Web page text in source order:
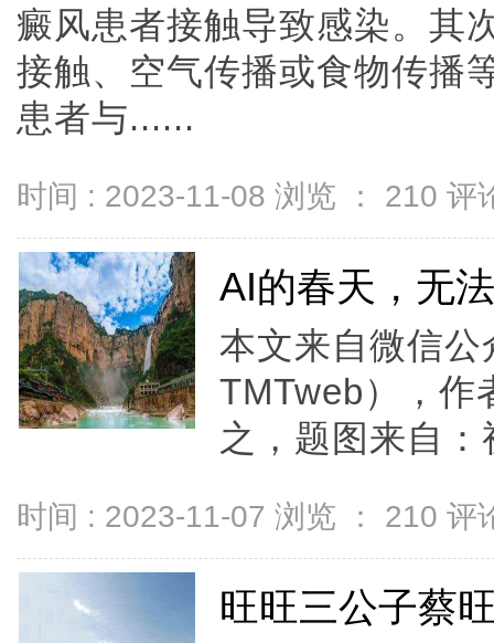
癜风患者接触导致感染。其
接触、空气传播或食物传播
患者与......
时间 : 2023-11-08 浏览 ： 210 评
AI的春天，无
本文来自微信
TMTweb），作
之，题图来自
时间 : 2023-11-07 浏览 ： 210 评
旺旺三公子蔡